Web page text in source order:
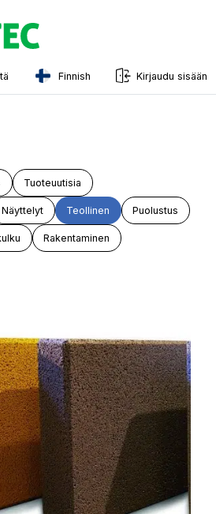
Finnish
French
Estonian
Finnish
Kirjaudu sisään
Tuoteuutisia
Näyttelyt Teollinen Puolustus
Rakentaminen